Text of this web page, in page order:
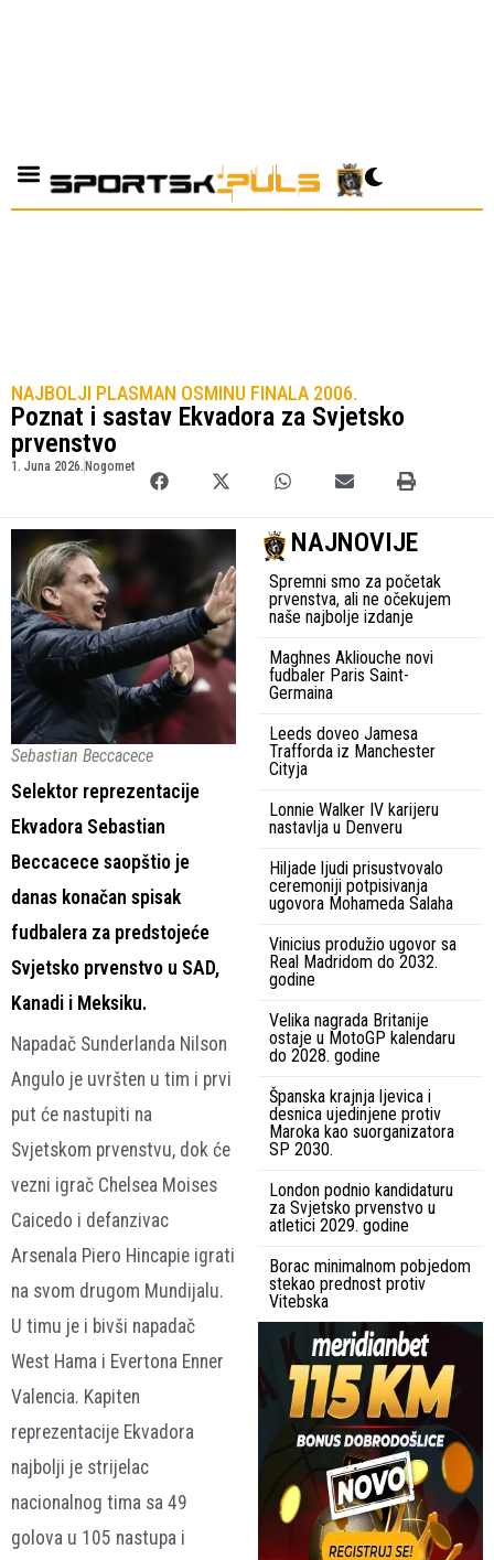
NAJBOLJI PLASMAN OSMINU FINALA 2006.
Poznat i sastav Ekvadora za Svjetsko
prvenstvo
1. Juna 2026. Nogomet
Sebastian Beccacece
Selektor reprezentacije
Ekvadora Sebastian
Beccacece saopštio je
danas konačan spisak
fudbalera za predstojeće
Svjetsko prvenstvo u SAD,
Kanadi i Meksiku.
Napadač Sunderlanda Nilson
Angulo je uvršten u tim i prvi
put će nastupiti na
Svjetskom prvenstvu, dok će
vezni igrač Chelsea Moises
Caicedo i defanzivac
Arsenala Piero Hincapie igrati
na svom drugom Mundijalu.
U timu je i bivši napadač
West Hama i Evertona Enner
Valencia. Kapiten
reprezentacije Ekvadora
najbolji je strijelac
nacionalnog tima sa 49
golova u 105 nastupa i
NAJNOVIJE
Spremni smo za početak
prvenstva, ali ne očekujem
naše najbolje izdanje
Maghnes Akliouche novi
fudbaler Paris Saint-
Germaina
Leeds doveo Jamesa
Trafforda iz Manchester
Cityja
Lonnie Walker IV karijeru
nastavlja u Denveru
Hiljade ljudi prisustvovalo
ceremoniji potpisivanja
ugovora Mohameda Salaha
Vinicius produžio ugovor sa
Real Madridom do 2032.
godine
Velika nagrada Britanije
ostaje u MotoGP kalendaru
do 2028. godine
Španska krajnja ljevica i
desnica ujedinjene protiv
Maroka kao suorganizatora
SP 2030.
London podnio kandidaturu
za Svjetsko prvenstvo u
atletici 2029. godine
Borac minimalnom pobjedom
stekao prednost protiv
Vitebska